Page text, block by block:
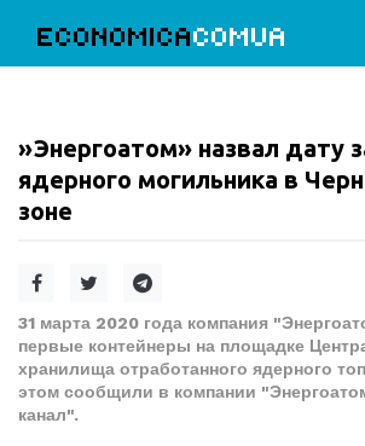
ECONOMICACOMUA
»Энергоатом» назвал дату
ядерного могильника в
зоне
31 марта 2020 года компания
первые контейнеры на площадке
хранилища отработанного ядерного
этом сообщили в компании
канал".